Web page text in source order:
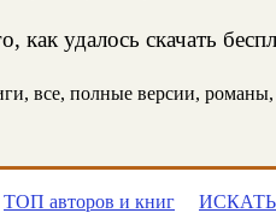
как удалось скачать
все, полные версии, романы,
ТОП авторов и книг